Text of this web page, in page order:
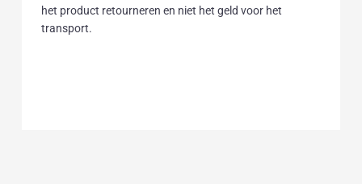
het product retourneren en niet het geld voor het
transport.